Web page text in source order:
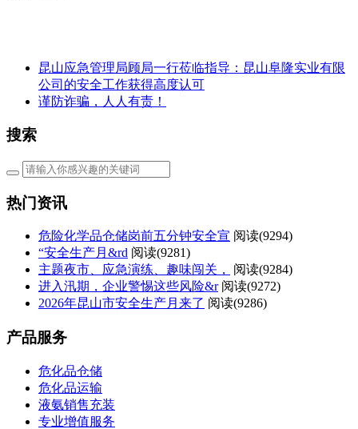
昆山应急管理局顾局一行莅临指导：昆山阜隆实业有限
公司的安全工作获得高度认可
谨防诈骗，人人有责！
搜索
热门资讯
危险化学品仓储岗前五分钟安全宣 阅读(9294)
“安全生产月&rd 阅读(9281)
主题夜市、应急演练、趣味闯关，
阅读(9284)
进入汛期，企业警惕这些风险&r 阅读(9272)
2026年昆山市安全生产月来了 阅读(9286)
产品服务
危化品仓储
危化品运输
液氨销售充装
专业增值服务